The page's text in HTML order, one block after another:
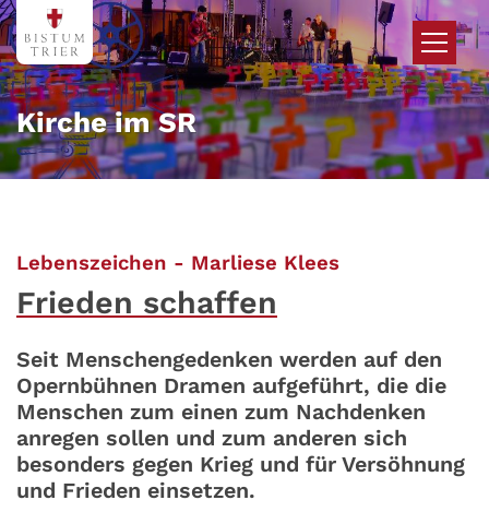
Zum Inhalt springen
Kirche im SR
Lebenszeichen - Marliese Klees:
Frieden schaffen
Seit Menschengedenken werden auf den
Opernbühnen Dramen aufgeführt, die die
Menschen zum einen zum Nachdenken
anregen sollen und zum anderen sich
besonders gegen Krieg und für Versöhnung
und Frieden einsetzen.